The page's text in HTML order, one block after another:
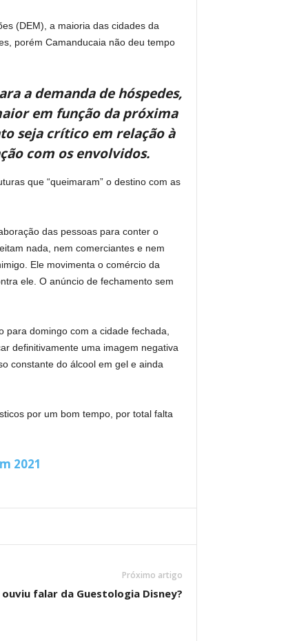
(DEM), a maioria das cidades da
porém Camanducaia não deu tempo
a demanda de hóspedes,
em função da próxima
seja crítico em relação à
com os envolvidos.
que “queimaram” o destino com as
das pessoas para conter o
nada, nem comerciantes e nem
Ele movimenta o comércio da
ele. O anúncio de fechamento sem
domingo com a cidade fechada,
definitivamente uma imagem negativa
constante do álcool em gel e ainda
por um bom tempo, por total falta
2021
Próximo artigo
ouviu falar da Guestologia Disney?